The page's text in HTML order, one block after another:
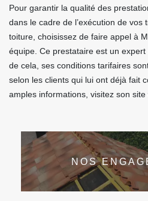
Pour garantir la qualité des
dans le cadre de l’exécution de
toiture, choisissez de faire appel à
équipe. Ce prestataire est un
de cela, ses conditions tarifaires
selon les clients qui lui ont déjà fait
amples informations, visitez son site
NOS